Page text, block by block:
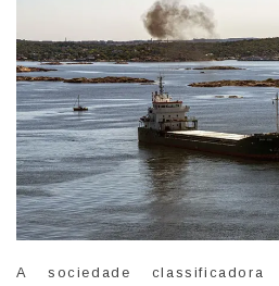
A sociedade